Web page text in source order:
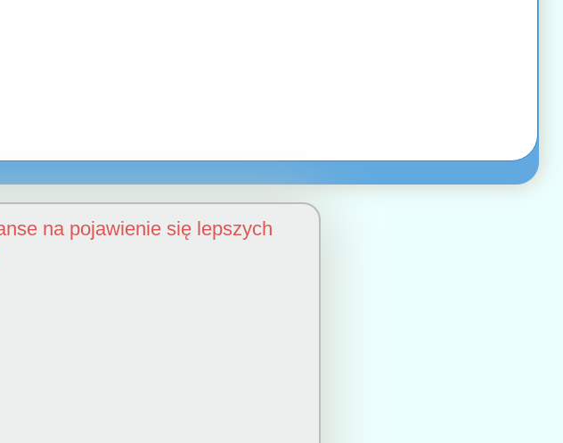
na pojawienie się lepszych